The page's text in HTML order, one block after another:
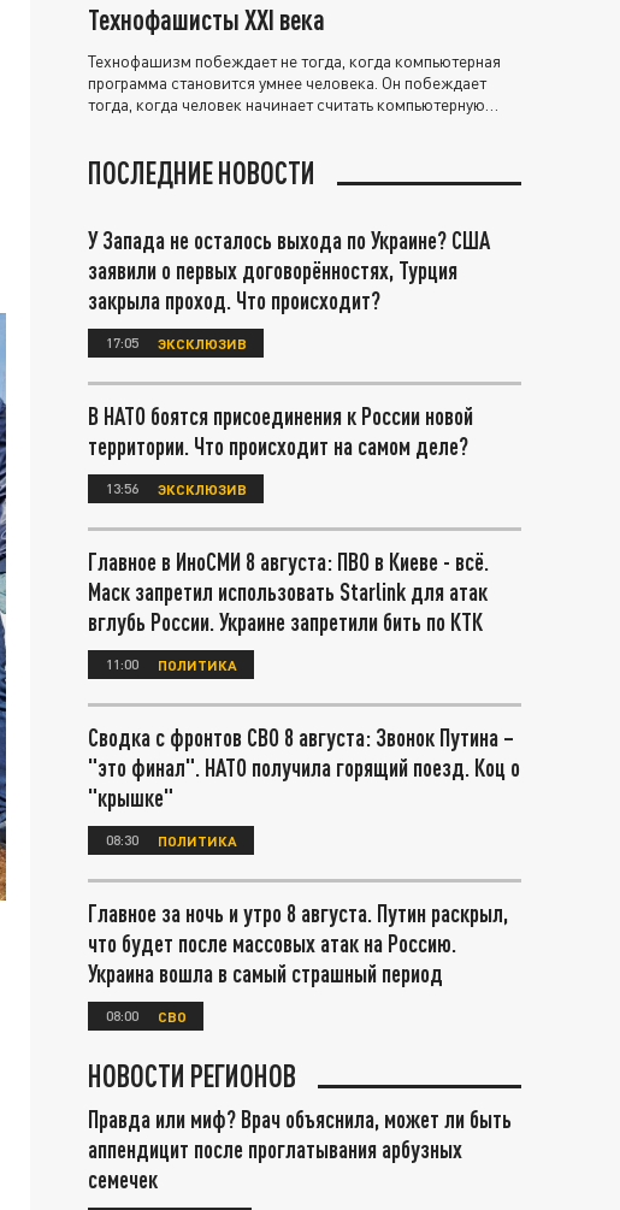
Технофашисты XXI века
Технофашизм побеждает не тогда, когда компьютерная
программа становится умнее человека. Он побеждает
тогда, когда человек начинает считать компьютерную
ПОСЛЕДНИЕ НОВОСТИ
У Запада не осталось выхода по Украине? США
заявили о первых договорённостях, Турция
закрыла проход. Что происходит?
17:05 ЭКСКЛЮЗИВ
В НАТО боятся присоединения к России новой
территории. Что происходит на самом деле?
13:56 ЭКСКЛЮЗИВ
Главное в ИноСМИ 8 августа: ПВО в Киеве - всё.
Маск запретил использовать Starlink для атак
вглубь России. Украине запретили бить по КТК
11:00 ПОЛИТИКА
Сводка с фронтов СВО 8 августа: Звонок Путина –
"это финал". НАТО получила горящий поезд. Коц о
"крышке"
08:30 ПОЛИТИКА
Главное за ночь и утро 8 августа. Путин раскрыл,
что будет после массовых атак на Россию.
Украина вошла в самый страшный период
08:00 СВО
НОВОСТИ РЕГИОНОВ
Правда или миф? Врач объяснила, может ли быть
аппендицит после проглатывания арбузных
семечек